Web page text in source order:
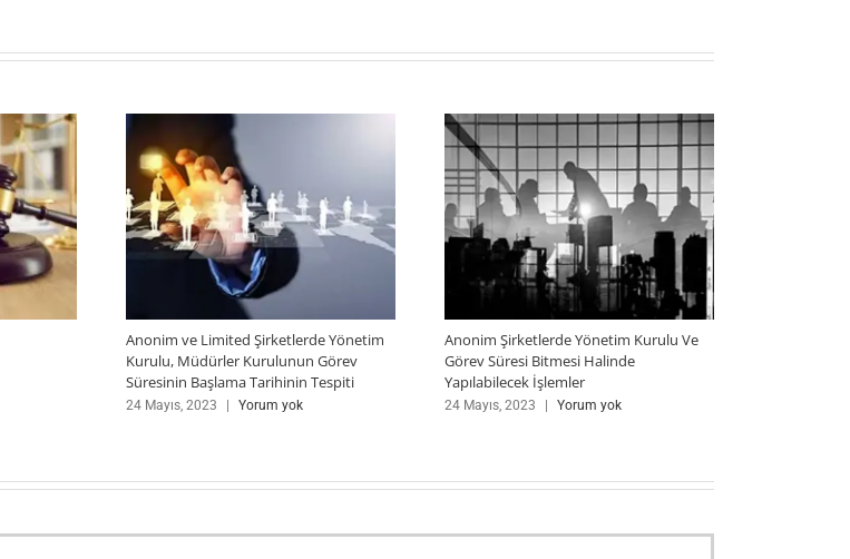
Anonim ve Limited Şirketlerde Yönetim
Kurulu, Müdürler Kurulunun Görev
Süresinin Başlama Tarihinin Tespiti
24 Mayıs, 2023 Yorum yok
Anonim Şirketlerde Yönetim Kurulu Ve
Görev Süresi Bitmesi Halinde
Yapılabilecek İşlemler
24 Mayıs, 2023 Yorum yok